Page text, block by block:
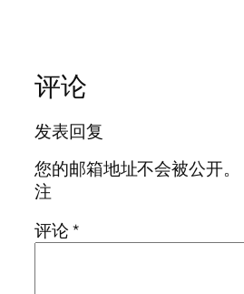
评论
发表回复
您的邮箱地址不会被公开。
注
评论*